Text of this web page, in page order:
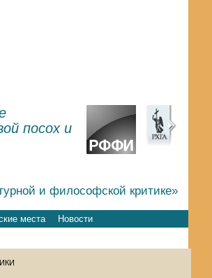
посох и
и философской критике»
места Новости